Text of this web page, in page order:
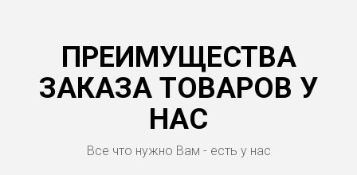
ПРЕИМУЩЕСТВА
ЗАКАЗА ТОВАРОВ У
НАС
Все что нужно Вам - есть у нас